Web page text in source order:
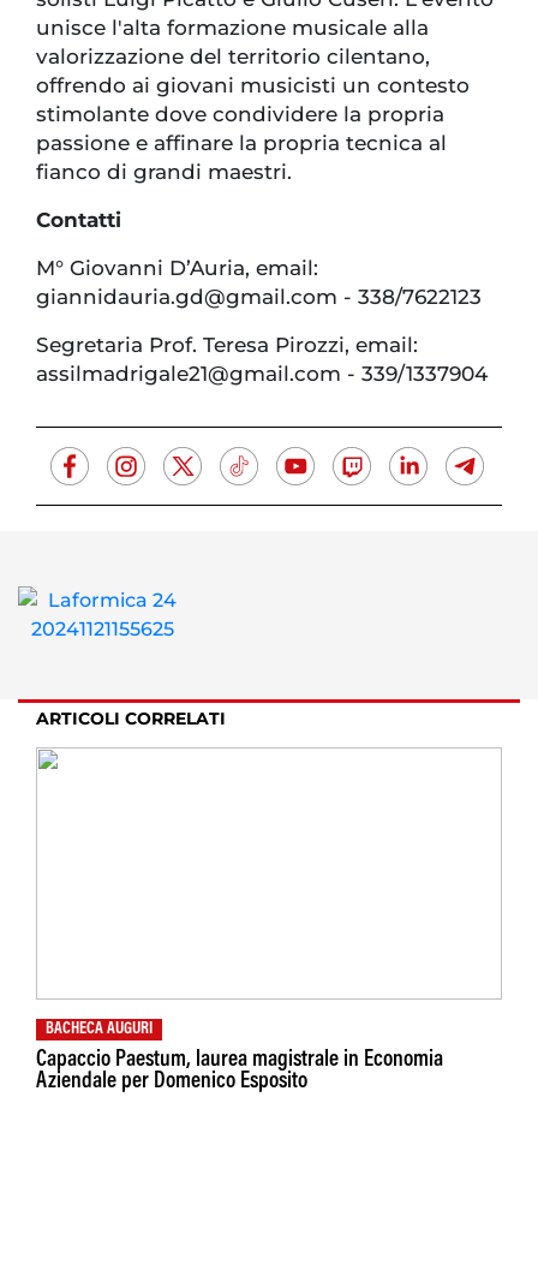
unisce l'alta formazione musicale alla
valorizzazione del territorio cilentano,
offrendo ai giovani musicisti un contesto
stimolante dove condividere la propria
passione e affinare la propria tecnica al
fianco di grandi maestri.
Contatti
M° Giovanni D’Auria, email:
giannidauria.gd@gmail.com - 338/7622123
Segretaria Prof. Teresa Pirozzi, email:
assilmadrigale21@gmail.com - 339/1337904
ARTICOLI CORRELATI
BACHECA AUGURI
Capaccio Paestum, laurea magistrale in Economia
Aziendale per Domenico Esposito